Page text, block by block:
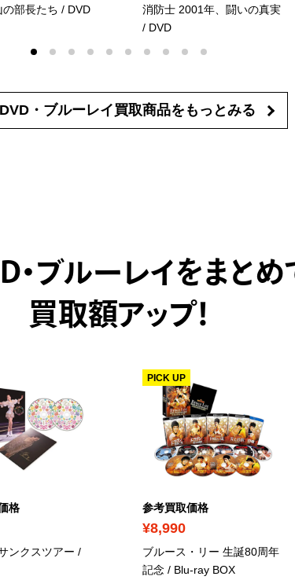
の部長たち / DVD
消防士 2001年、闘いの真実
/ DVD
・ブルーレイ買取商品を もっとみる
・ブルーレイをまとめ
買取額アップ！
格
ンクスツアー /
参考買取価格
¥8,990
PICK UP
ブルース・リー 生誕80周年
記念 / Blu-ray BOX